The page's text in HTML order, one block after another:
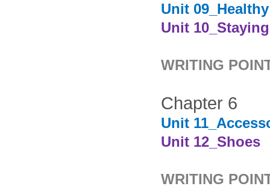
Unit
Unit
WRITING
Chapter 6
Unit
Unit 12_Shoes
WRITING